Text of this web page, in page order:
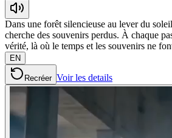
Dans une forêt silencieuse au lever du
cherche des souvenirs perdus. À chaque
vérité, là où le temps et les souvenirs ne
EN
Recréer Voir les details